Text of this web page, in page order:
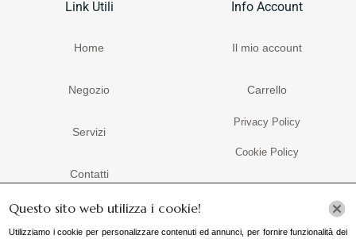
Link Utili
Home
Negozio
Servizi
Contatti
Info Account
Il mio account
Carrello
Privacy Policy
Cookie Policy
Contatti
Questo sito web utilizza i cookie!
Utilizziamo i cookie per personalizzare contenuti ed annunci, per fornire funzionalità dei